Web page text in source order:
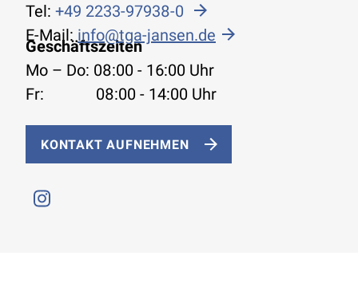
Tel: +49 2233-97938-0
E-Mail: info@tga-jansen.de
Geschäftszeiten
Mo – Do: 08:00 - 16:00 Uhr
Fr: 08:00 - 14:00 Uhr
KONTAKT AUFNEHMEN